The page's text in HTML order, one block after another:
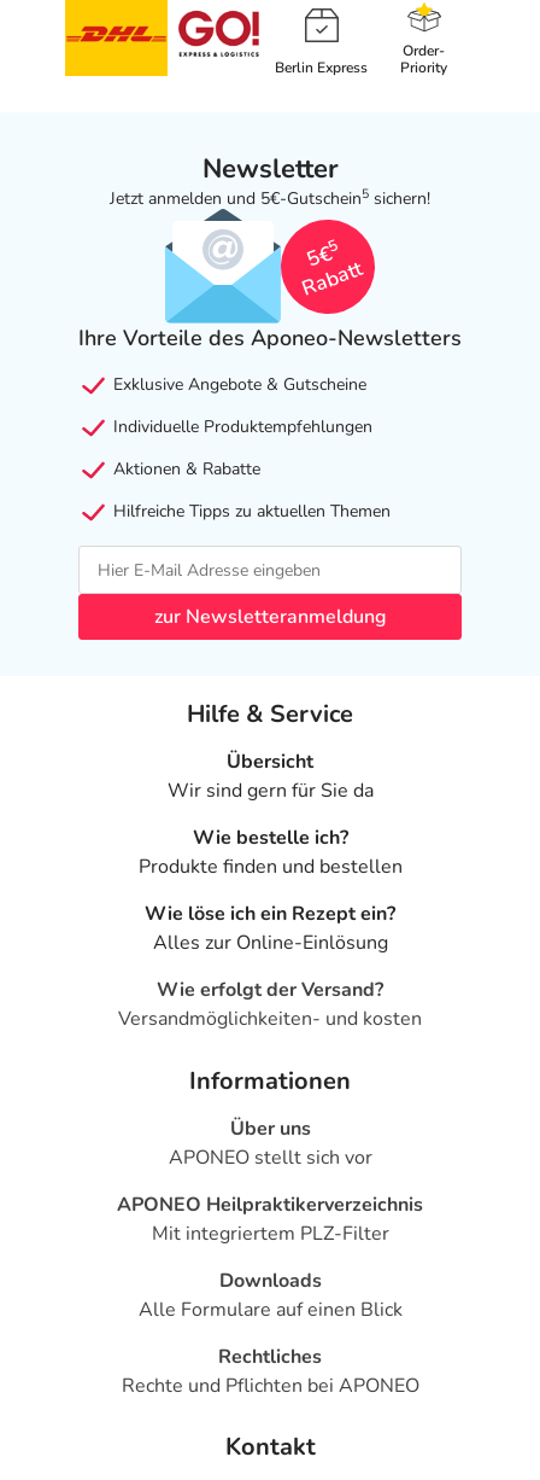
Berlin Express
Order-
Priority
Newsletter
Jetzt anmelden und 5€-Gutschein5 sichern!
5€
5
Rabatt
Ihre Vorteile des Aponeo-Newsletters
Exklusive Angebote & Gutscheine
Individuelle Produktempfehlungen
Aktionen & Rabatte
Hilfreiche Tipps zu aktuellen Themen
zur Newsletteranmeldung
Hilfe & Service
Übersicht
Wir sind gern für Sie da
Wie bestelle ich?
Produkte finden und bestellen
Wie löse ich ein Rezept ein?
Alles zur Online-Einlösung
Wie erfolgt der Versand?
Versandmöglichkeiten- und kosten
Informationen
Über uns
APONEO stellt sich vor
APONEO Heilpraktikerverzeichnis
Mit integriertem PLZ-Filter
Downloads
Alle Formulare auf einen Blick
Rechtliches
Rechte und Pflichten bei APONEO
Kontakt